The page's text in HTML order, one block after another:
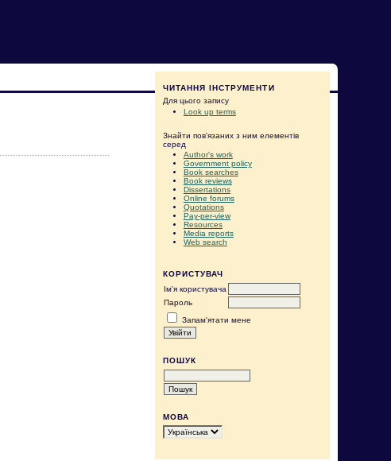
ЧИТАННЯ ІНСТРУМЕНТИ
Для цього запису
Look up terms
Знайти пов'язаних з ним елементів
серед
Author's work
Government policy
Book searches
Book reviews
Dissertations
Online forums
Quotations
Pay-per-view
Resources
Media reports
Web search
КОРИСТУВАЧ
Ім'я користувача
Пароль
Запам'ятати мене
ПОШУК
МОВА